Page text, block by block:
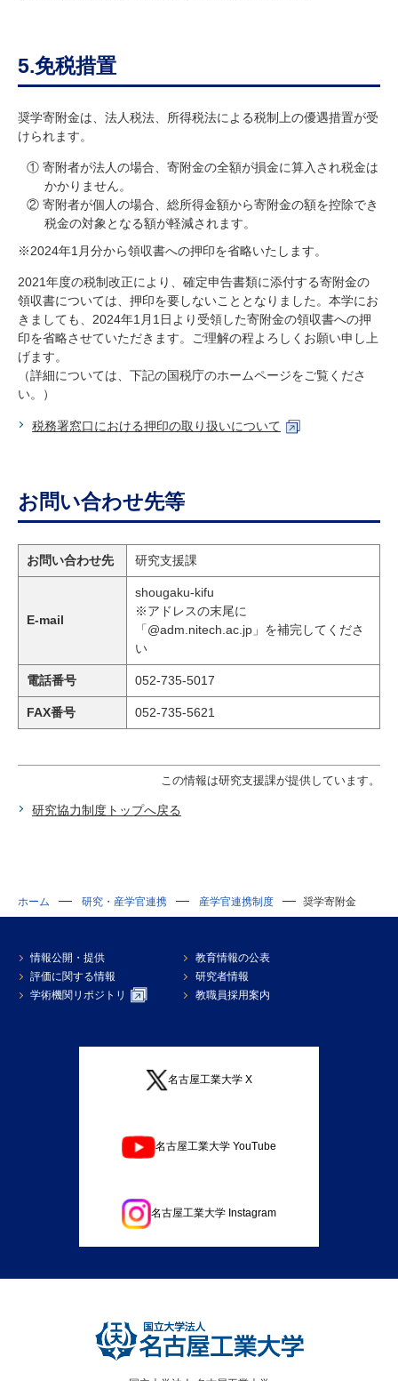
5.免税措置
奨学寄附金は、法人税法、所得税法による税制上の優遇措置が受
けられます。
① 寄附者が法人の場合、寄附金の全額が損金に算入され税金は
かかりません。
② 寄附者が個人の場合、総所得金額から寄附金の額を控除でき
税金の対象となる額が軽減されます。
※2024年1月分から領収書への押印を省略いたします。
2021年度の税制改正により、確定申告書類に添付する寄附金の
領収書については、押印を要しないこととなりました。本学にお
きましても、2024年1月1日より受領した寄附金の領収書への押
印を省略させていただきます。ご理解の程よろしくお願い申し上
げます。
（詳細については、下記の国税庁のホームページをご覧くださ
い。）
税務署窓口における押印の取り扱いについて
お問い合わせ先等
お問い合わせ先 研究支援課
E-mail
shougaku-kifu
※アドレスの末尾に
「@adm.nitech.ac.jp」を補完してくださ
い
電話番号 052-735-5017
FAX番号 052-735-5621
この情報は研究支援課が提供しています。
研究協力制度トップへ戻る
ホーム 研究・産学官連携 産学官連携制度 奨学寄附金
情報公開・提供
教育情報の公表
評価に関する情報
研究者情報
学術機関リポジトリ
教職員採用案内
名古屋工業大学 X
名古屋工業大学 YouTube
名古屋工業大学 Instagram